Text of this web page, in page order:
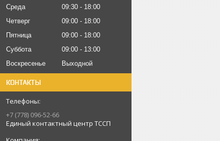
Среда
09:30
18:00
Четверг
09:00
18:00
Пятница
09:00
18:00
Суббота
09:00
13:00
Воскресенье
Выходной
КОНТАКТЫ
+7 (778) 096-52-66
Единый контактный центр ТССП